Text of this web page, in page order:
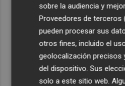
Recibe toda la
Plaza Podcast
Quiero
sobre la audiencia y
Proveedores de terceros
pueden procesar sus
otros fines, incluido el
geolocalización precisos
del dispositivo. Sus
solo a este sitio web.